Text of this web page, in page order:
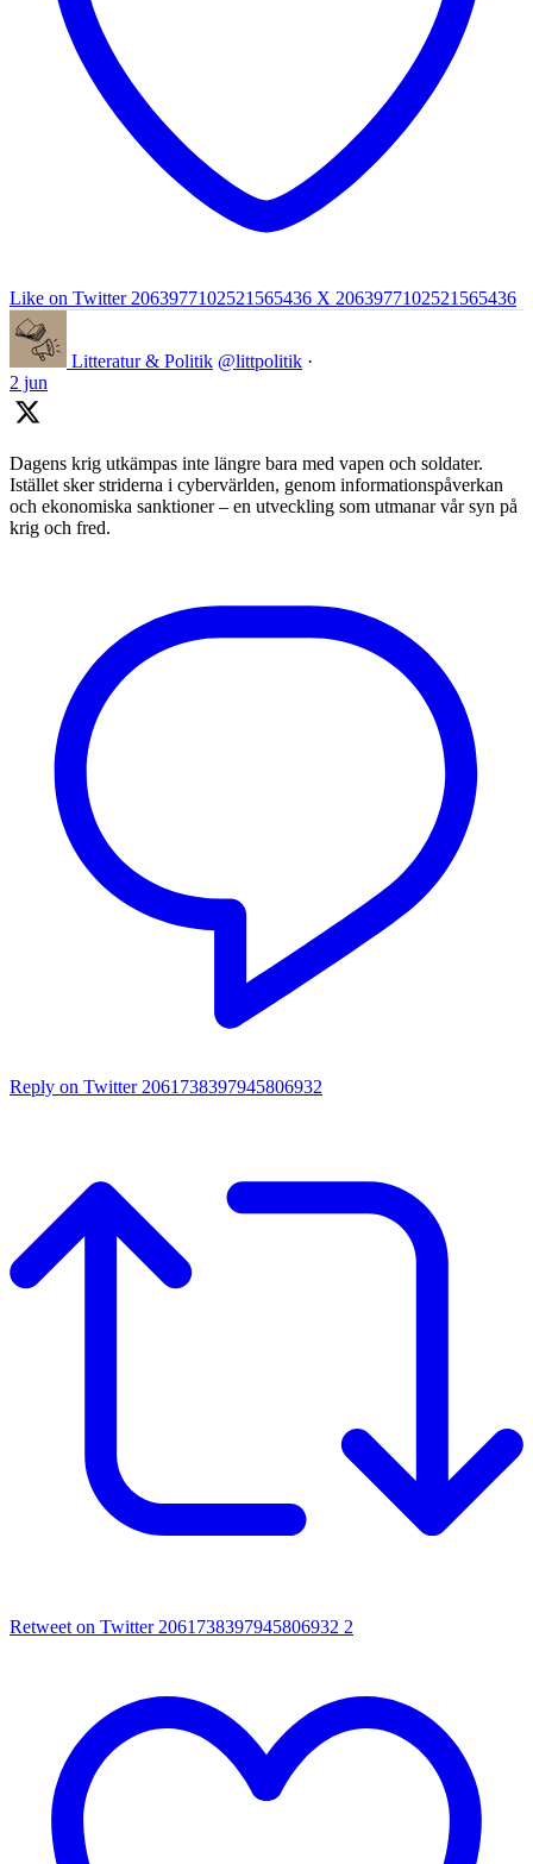
Like on Twitter 2063977102521565436 X 2063977102521565436
Litteratur & Politik @littpolitik ·
2 jun
Dagens krig utkämpas inte längre bara med vapen och soldater.
Istället sker striderna i cybervärlden, genom informationspåverkan
och ekonomiska sanktioner – en utveckling som utmanar vår syn på
krig och fred.
Reply on Twitter 2061738397945806932
Retweet on Twitter 2061738397945806932 2